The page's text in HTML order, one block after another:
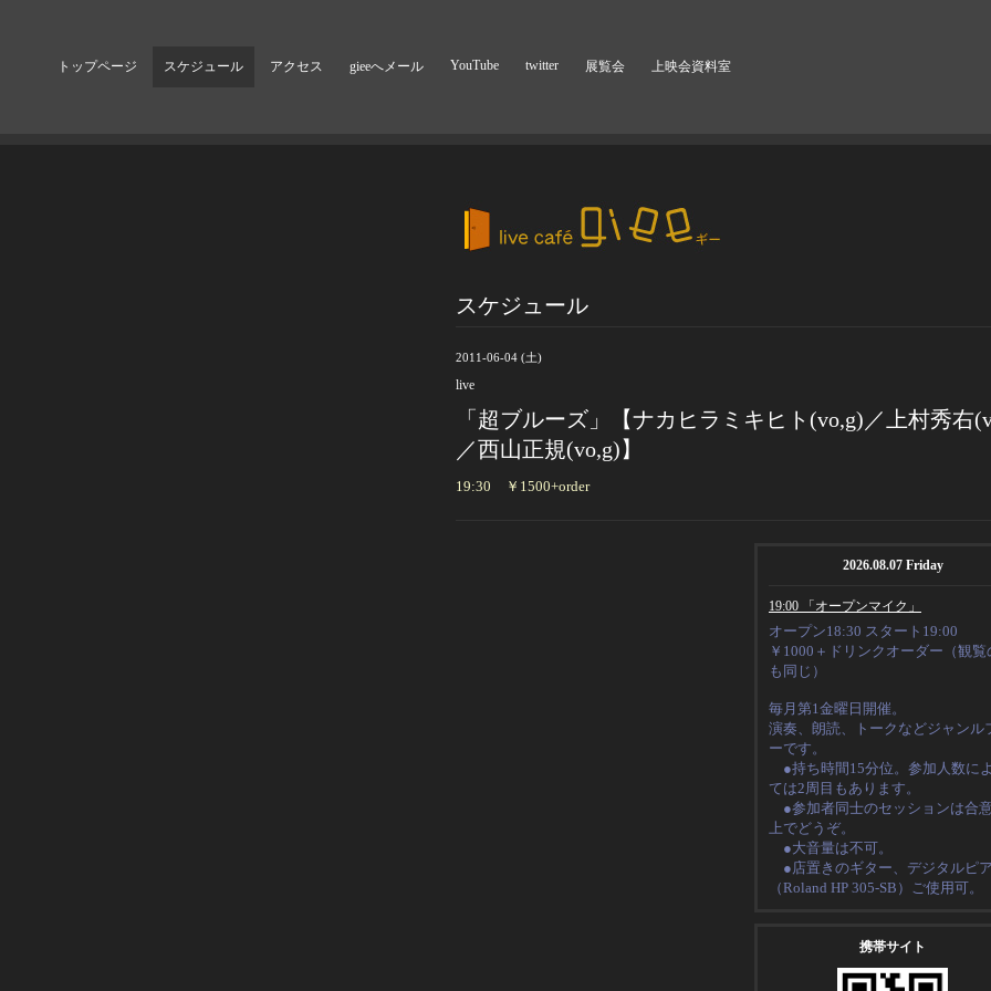
トップページ スケジュール アクセス gieeへメール YouTube twitter 展覧会 上映会資料室
スケジュール
2011-06-04 (土)
live
「超ブルーズ」【ナカヒラミキヒト(vo,g)／上村秀右
／西山正規(vo,g)】
19:30 ￥1500+order
2026.08.07 Friday
19:00 「オープンマイク」
オープン18:30 スタート19:00
￥1000＋ドリンクオーダー（観覧
も同じ）
毎月第1金曜日開催。
演奏、朗読、トークなどジャンル
ーです。
●持ち時間15分位。 参加人数に
ては2周目もあります。
●参加者同士のセッションは合
上でどうぞ。
●大音量は不可。
●店置きのギター、デジタルピ
（Roland HP 305-SB ）ご使用可。
携帯サイト